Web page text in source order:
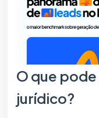
O que
jurídico?